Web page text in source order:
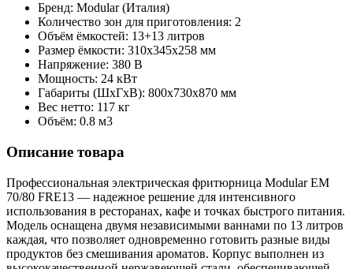
Бренд: Modular (Италия)
Количество зон для приготовления: 2
Объём ёмкостей: 13+13 литров
Размер ёмкости: 310x345x258 мм
Напряжение: 380 В
Мощность: 24 кВт
Габариты (ШxГxВ): 800x730x870 мм
Вес нетто: 117 кг
Объём: 0.8 м3
Описание товара
Профессиональная электрическая фритюрница Modular EM
70/80 FRE13 — надежное решение для интенсивного
использования в ресторанах, кафе и точках быстрого питания.
Модель оснащена двумя независимыми ваннами по 13 литров
каждая, что позволяет одновременно готовить разные виды
продуктов без смешивания ароматов. Корпус выполнен из